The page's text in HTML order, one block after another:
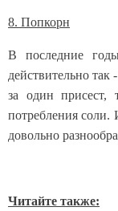
8. Попкорн
В последние
действительно
за один присест,
потребления соли.
довольно
Читайте также: